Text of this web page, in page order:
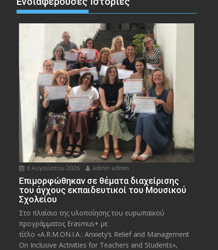
6 Αυγούστου 2026 admin admin
Eπιμορφώθηκαν σε θέματα διαχείρισης
του άγχους εκπαιδευτικοί του Μουσικού
Σχολείου
Στο πλαίσιο της υλοποίησης του ευρωπαϊκού
προγράμματος Erasmus+ με
τίτλο «A.R.M.ON.I.A.: Anxiety’s Relief and Management
On Inclusive Activities for Teachers and Students»,